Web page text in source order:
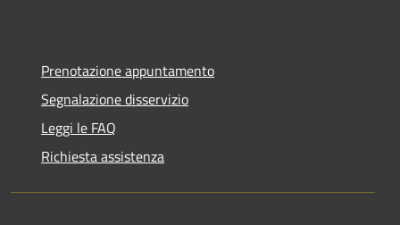
Prenotazione appuntamento
Segnalazione disservizio
Leggi le FAQ
Richiesta assistenza